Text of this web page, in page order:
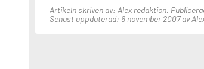
Artikeln skriven av: Alex redaktion.
Senast uppdaterad: 6 november 2007 av